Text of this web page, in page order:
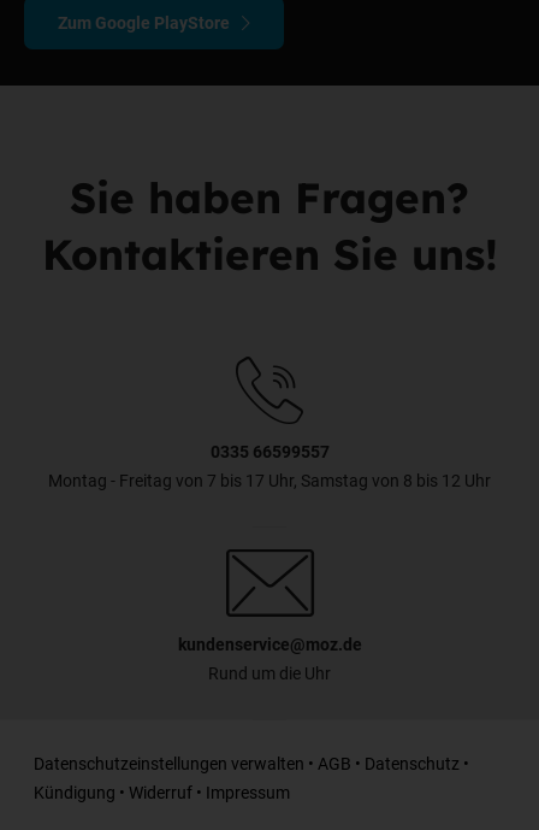
Zum Google PlayStore
Sie haben Fragen?
Kontaktieren Sie uns!
0335 66599557
Montag - Freitag von 7 bis 17 Uhr, Samstag von 8 bis 12 Uhr
kundenservice@moz.de
Rund um die Uhr
Datenschutzeinstellungen verwalten • AGB • Datenschutz •
Kündigung • Widerruf • Impressum